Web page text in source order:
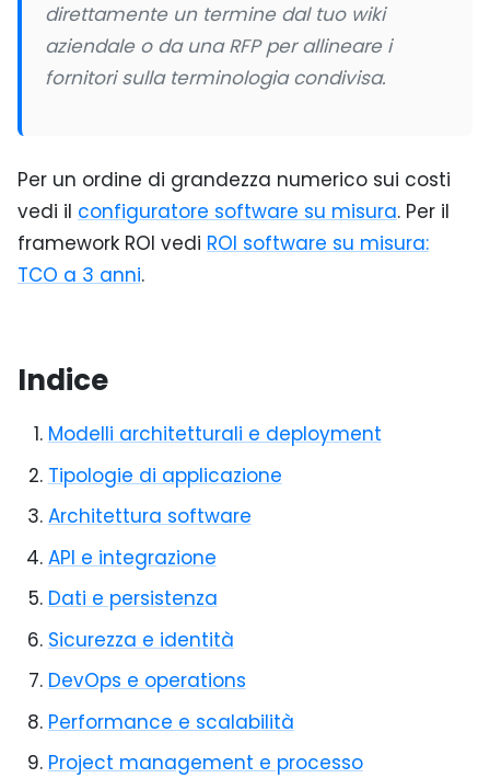
direttamente un termine dal tuo wiki
aziendale o da una RFP per allineare i
fornitori sulla terminologia condivisa.
Per un ordine di grandezza numerico sui costi
vedi il configuratore software su misura. Per il
framework ROI vedi ROI software su misura:
TCO a 3 anni.
Indice
Modelli architetturali e deployment
Tipologie di applicazione
Architettura software
API e integrazione
Dati e persistenza
Sicurezza e identità
DevOps e operations
Performance e scalabilità
Project management e processo